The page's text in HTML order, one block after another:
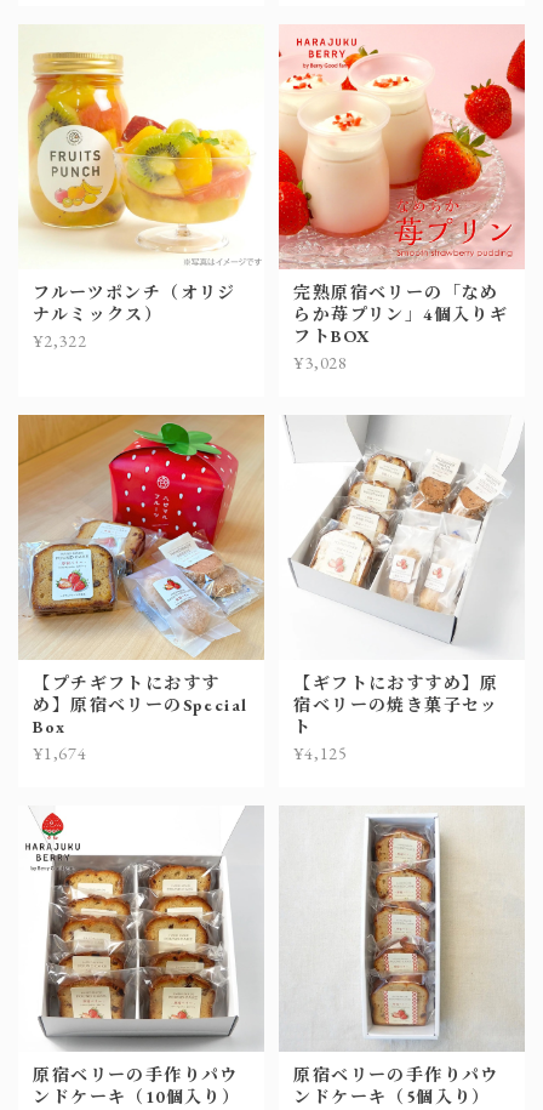
フルーツポンチ（オリジ
ナルミックス）
¥2,322
完熟原宿ベリーの「なめ
らか苺プリン」4個入りギ
フトBOX
¥3,028
【プチギフトにおすす
め】原宿ベリーのSpecial
Box
¥1,674
【ギフトにおすすめ】原
宿ベリーの焼き菓子セッ
ト
¥4,125
原宿ベリーの手作りパウ
ンドケーキ（10個入り）
原宿ベリーの手作りパウ
ンドケーキ（5個入り）